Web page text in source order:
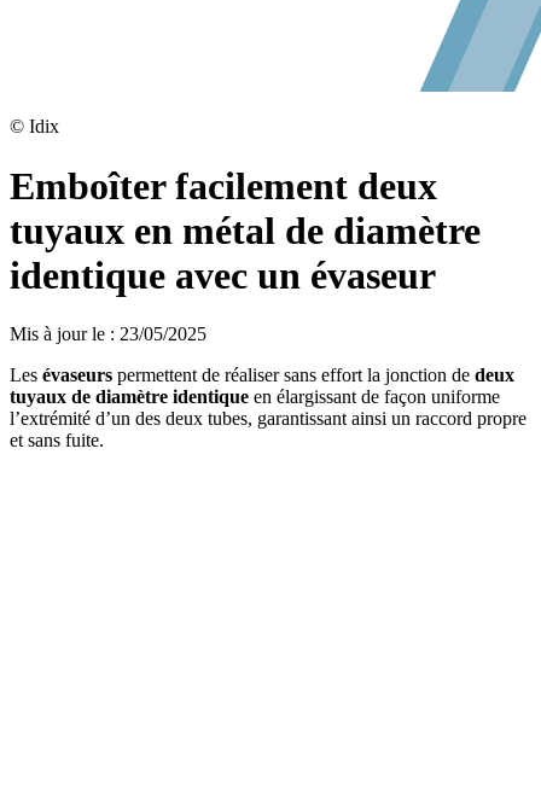
© Idix
Emboîter facilement deux
tuyaux en métal de diamètre
identique avec un évaseur
Mis à jour le : 23/05/2025
Les évaseurs permettent de réaliser sans effort la jonction de deux
tuyaux de diamètre identique en élargissant de façon uniforme
l’extrémité d’un des deux tubes, garantissant ainsi un raccord propre
et sans fuite.